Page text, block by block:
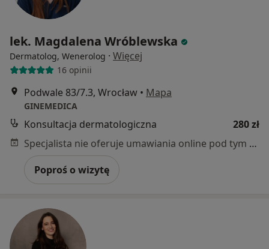
lek. Magdalena Wróblewska
Dermatolog, Wenerolog · Więcej
16 opinii
Podwale 83/7.3, Wrocław • Mapa
GINEMEDICA
Konsultacja dermatologiczna
280 zł
Specjalista nie oferuje umawiania online pod tym adresem.
Poproś o wizytę